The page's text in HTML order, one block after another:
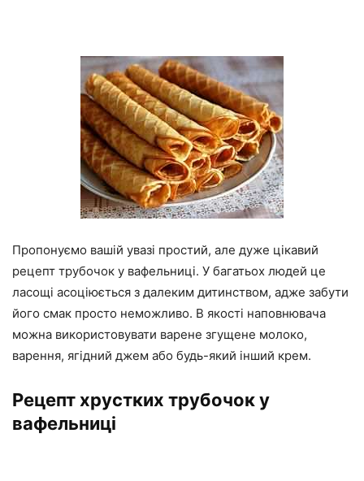
Пропонуємо вашій увазі простий, але дуже цікавий
рецепт трубочок у вафельниці. У багатьох людей це
ласощі асоціюється з далеким дитинством, адже забути
його смак просто неможливо. В якості наповнювача
можна використовувати варене згущене молоко,
варення, ягідний джем або будь-який інший крем.
Рецепт хрустких трубочок у
вафельниці